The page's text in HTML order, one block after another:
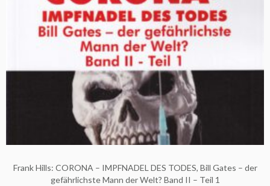
Frank Hills: CORONA – IMPFNADEL DES TODES, Bill Gates – der
gefährlichste Mann der Welt? Band II – Teil 1